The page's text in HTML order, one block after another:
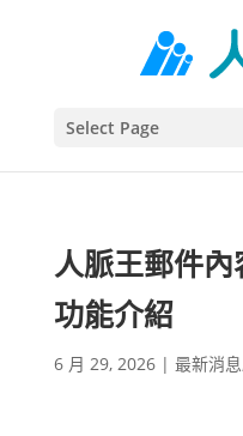
Select Page
人脈王郵件
功能介紹
6 月 29, 2026| 最新消息